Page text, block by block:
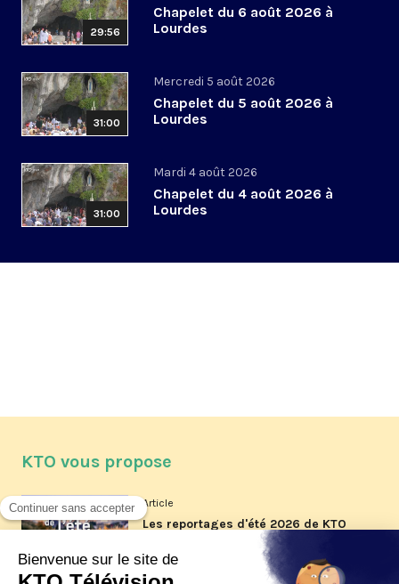
29:56
Chapelet du 6 août 2026 à
Lourdes
31:00
Mercredi 5 août 2026
Chapelet du 5 août 2026 à
Lourdes
31:00
Mardi 4 août 2026
Chapelet du 4 août 2026 à
Lourdes
KTO vous propose
Article
Les reportages d'été 2026 de KTO